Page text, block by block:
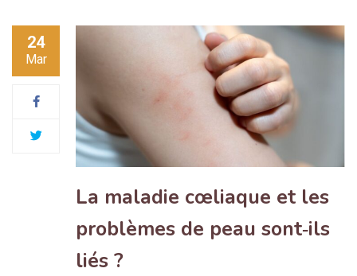
24
Mar
La maladie cœliaque et les
problèmes de peau sont‑ils
liés ?